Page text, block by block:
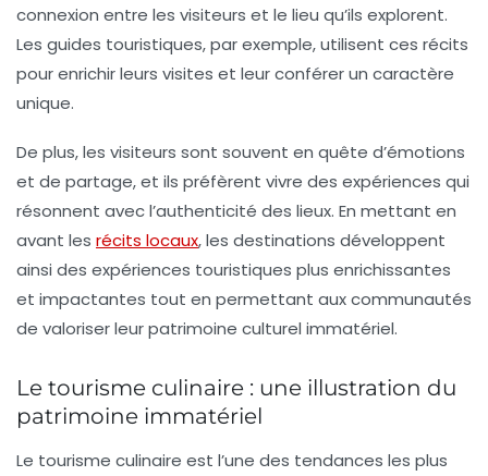
connexion entre les visiteurs et le lieu qu’ils explorent.
Les guides touristiques, par exemple, utilisent ces récits
pour enrichir leurs visites et leur conférer un caractère
unique.
De plus, les visiteurs sont souvent en quête d’émotions
et de partage, et ils préfèrent vivre des expériences qui
résonnent avec l’authenticité des lieux. En mettant en
avant les récits locaux, les destinations développent
ainsi des expériences touristiques plus enrichissantes
et impactantes tout en permettant auxcommunautés
de valoriser leur patrimoine culturel immatériel.
Le tourisme culinaire : une illustration du
patrimoine immatériel
Le tourisme culinaire est l’une des tendances les plus